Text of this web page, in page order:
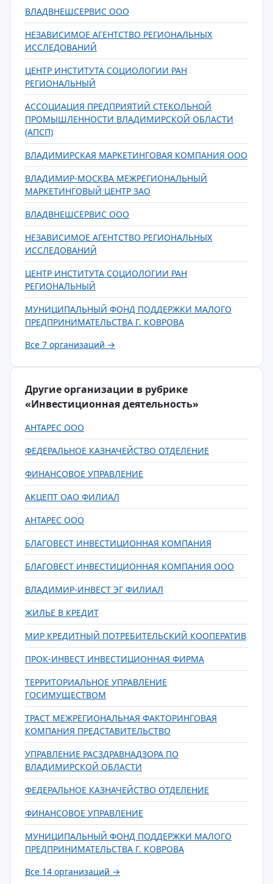
ВЛАДВНЕШСЕРВИС ООО
НЕЗАВИСИМОЕ АГЕНТСТВО РЕГИОНАЛЬНЫХ
ИССЛЕДОВАНИЙ
ЦЕНТР ИНСТИТУТА СОЦИОЛОГИИ РАН
РЕГИОНАЛЬНЫЙ
АССОЦИАЦИЯ ПРЕДПРИЯТИЙ СТЕКОЛЬНОЙ
ПРОМЫШЛЕННОСТИ ВЛАДИМИРСКОЙ ОБЛАСТИ
(АПСП)
ВЛАДИМИРСКАЯ МАРКЕТИНГОВАЯ КОМПАНИЯ ООО
ВЛАДИМИР-МОСКВА МЕЖРЕГИОНАЛЬНЫЙ
МАРКЕТИНГОВЫЙ ЦЕНТР ЗАО
ВЛАДВНЕШСЕРВИС ООО
НЕЗАВИСИМОЕ АГЕНТСТВО РЕГИОНАЛЬНЫХ
ИССЛЕДОВАНИЙ
ЦЕНТР ИНСТИТУТА СОЦИОЛОГИИ РАН
РЕГИОНАЛЬНЫЙ
МУНИЦИПАЛЬНЫЙ ФОНД ПОДДЕРЖКИ МАЛОГО
ПРЕДПРИНИМАТЕЛЬСТВА Г. КОВРОВА
Все 7 организаций →
Другие организации в рубрике
«Инвестиционная деятельность»
АНТАРЕС ООО
ФЕДЕРАЛЬНОЕ КАЗНАЧЕЙСТВО ОТДЕЛЕНИЕ
ФИНАНСОВОЕ УПРАВЛЕНИЕ
АКЦЕПТ ОАО ФИЛИАЛ
АНТАРЕС ООО
БЛАГОВЕСТ ИНВЕСТИЦИОННАЯ КОМПАНИЯ
БЛАГОВЕСТ ИНВЕСТИЦИОННАЯ КОМПАНИЯ ООО
ВЛАДИМИР-ИНВЕСТ ЭГ ФИЛИАЛ
ЖИЛЬЕ В КРЕДИТ
МИР КРЕДИТНЫЙ ПОТРЕБИТЕЛЬСКИЙ КООПЕРАТИВ
ПРОК-ИНВЕСТ ИНВЕСТИЦИОННАЯ ФИРМА
ТЕРРИТОРИАЛЬНОЕ УПРАВЛЕНИЕ
ГОСИМУЩЕСТВОМ
ТРАСТ МЕЖРЕГИОНАЛЬНАЯ ФАКТОРИНГОВАЯ
КОМПАНИЯ ПРЕДСТАВИТЕЛЬСТВО
УПРАВЛЕНИЕ РАСЗДРАВНАДЗОРА ПО
ВЛАДИМИРСКОЙ ОБЛАСТИ
ФЕДЕРАЛЬНОЕ КАЗНАЧЕЙСТВО ОТДЕЛЕНИЕ
ФИНАНСОВОЕ УПРАВЛЕНИЕ
МУНИЦИПАЛЬНЫЙ ФОНД ПОДДЕРЖКИ МАЛОГО
ПРЕДПРИНИМАТЕЛЬСТВА Г. КОВРОВА
Все 14 организаций →